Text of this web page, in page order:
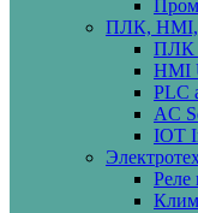
ПЛК, HMI,
ПЛК
HMI
PLC
AC
IOT
Реле